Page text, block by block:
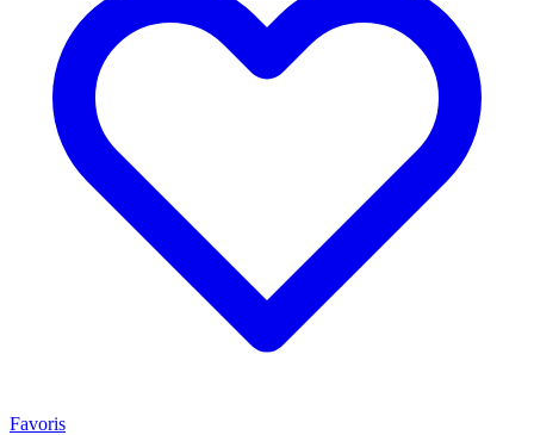
Favoris